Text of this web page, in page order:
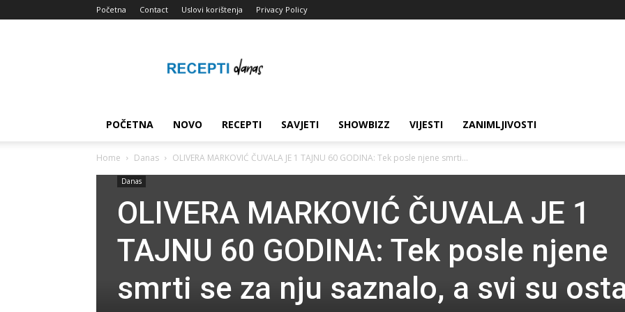
Početna Contact Uslovi korištenja Privacy Policy
POČETNA NOVO RECEPTI SAVJETI SHOWBIZZ VIJESTI ZANIMLJIVOSTI
Home Danas OLIVERA MARKOVIĆ ČUVALA JE 1 TAJNU 60 GODINA: Tek posle njene smrti...
Danas
OLIVERA MARKOVIĆ ČUVALA JE 1
TAJNU 60 GODINA: Tek posle njene
smrti se za nju saznalo, a svi su